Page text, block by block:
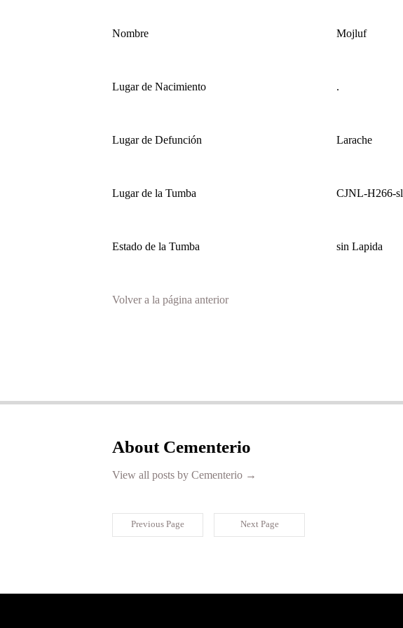
Nombre Mojluf
Lugar de Nacimiento .
Lugar de Defunción Larache
Lugar de la Tumba CJNL-H266-sl
Estado de la Tumba sin Lapida
Volver a la página anterior
About Cementerio
View all posts by Cementerio →
Previous Page Next Page